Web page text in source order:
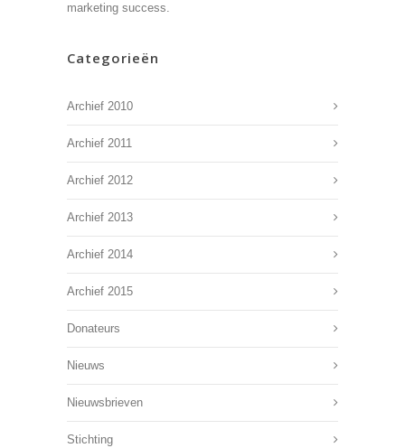
marketing success.
Categorieën
Archief 2010
Archief 2011
Archief 2012
Archief 2013
Archief 2014
Archief 2015
Donateurs
Nieuws
Nieuwsbrieven
Stichting